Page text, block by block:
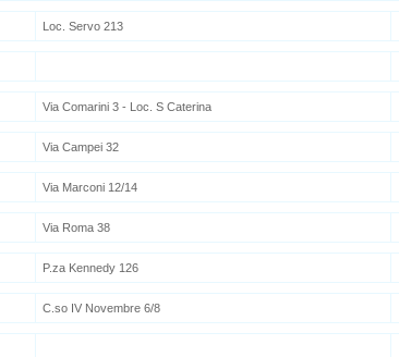
Loc. Servo 213
Via Comarini 3 - Loc. S Caterina
Via Campei 32
Via Marconi 12/14
Via Roma 38
P.za Kennedy 126
C.so IV Novembre 6/8